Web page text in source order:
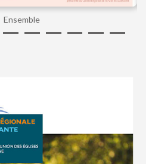
Ensemble